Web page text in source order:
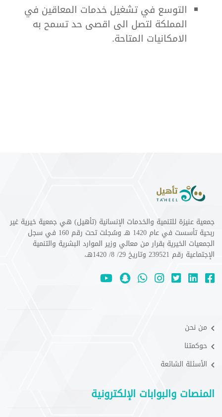
التوسع في تشغيل خدمات المعاقين في
المملكة لتصل الى اقصى حد تسمح به
الامكانيات المتاحة.
جمعية عنيزة للتنمية والخدمات الإنسانية (تأهيل) هي جمعية خيرية غير
ربحية تأسست في عام 1420 هـ وسُجلت تحت رقم 160 في سجل
الجمعيات الخيرية بقرار من معالي وزير الموارد البشرية والتنمية
الإجتماعية رقم 239521 وتاريخ 29/ 8/ 1420هـ،
من نحن
حوكمتنا
الأسئلة الشائعة
المنصات والبوابات الإلكترونية